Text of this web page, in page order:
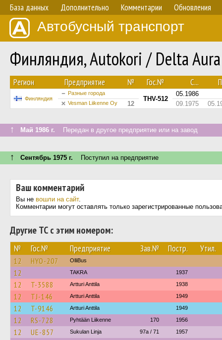
База данных Дополнительно Комментарии Обновления
Автобусный транспорт
Финляндия, Autokori / Delta
Регион Предприятие № Гос.№ С...
Финляндия
Разные города
THV-512
05.1986
Vesman Liikenne Oy 12 09.1975
↑ Май 1986 г. Передан в другое предприятие или на завод
↑ Сентябрь 1975 г. Поступил на предприятие
Ваш комментарий
Вы не вошли на сайт.
Комментарии могут оставлять только зарегистрированные
Другие ТС с этим номером:
№ Гос.№ Предприятие Зав.№ Постр. Утил.
12 HYO-207 OlliBus
12 TAKRA 1937
12 T-3588 Artturi Anttila 1938
12 TJ-146 Artturi Anttila 1949
12 T-9146 Artturi Anttila 1949
12 RS-728 Pyhtään Liikenne 170 1956
12 UE-857 Sukulan Linja 97a / 71 1957